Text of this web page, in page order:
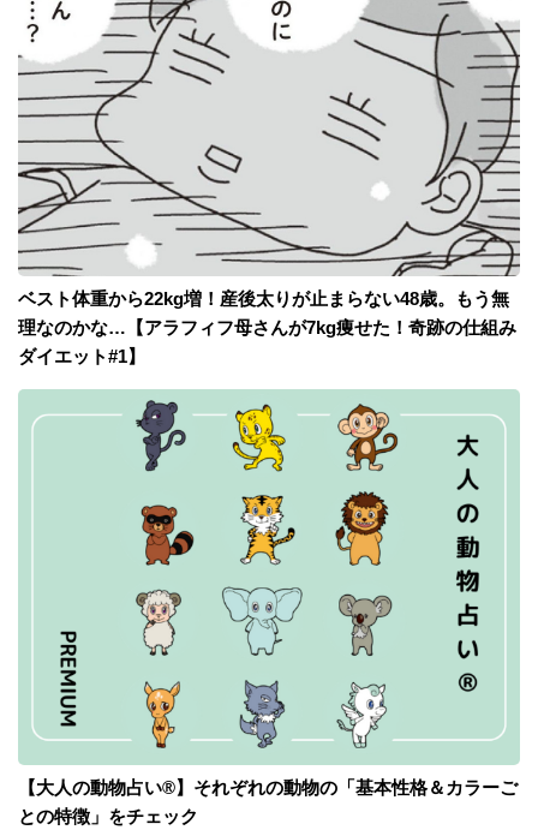
ベスト体重から22kg増！産後太りが止まらない48歳。もう無
理なのかな…【アラフィフ母さんが7kg痩せた！奇跡の仕組み
ダイエット#1】
【大人の動物占い®】それぞれの動物の「基本性格＆カラーご
との特徴」をチェック